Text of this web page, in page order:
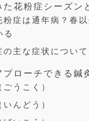
花粉症シーズン
症は通年病？春
る
主な症状について
ローチできる鍼
うこく）
んどう）